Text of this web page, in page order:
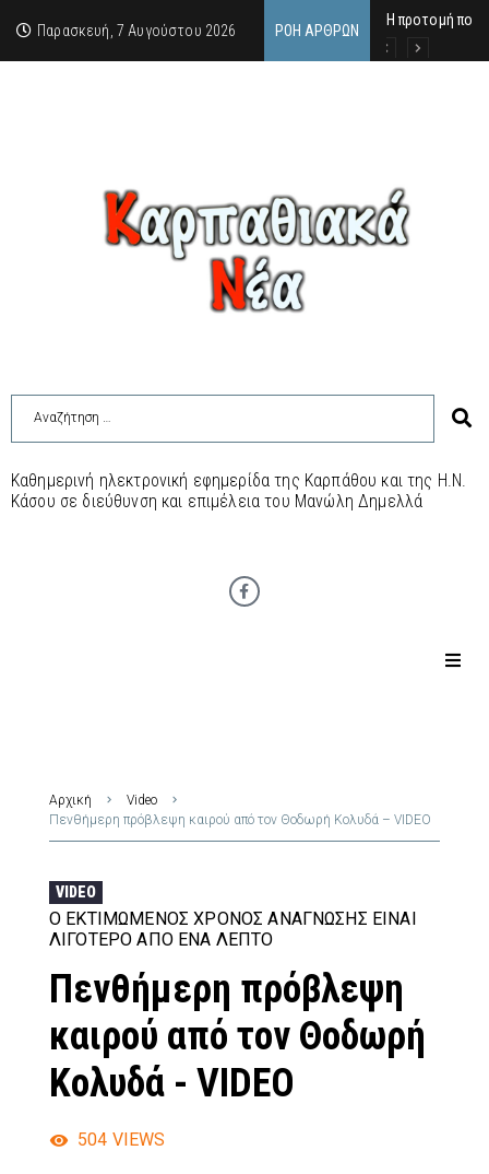
Παρασκευή, 7 Αυγούστου 2026 ΡΟΉ ΆΡΘΡΩΝ
Η προτομή που
Ο αιώνιος
Δικαστική
Καθημερινή ηλεκτρονική εφημερίδα της Καρπάθου και της Η.Ν.
Κάσου σε διεύθυνση και επιμέλεια του Μανώλη Δημελλά
Αρχική
Video
Πενθήμερη πρόβλεψη καιρού από τον Θοδωρή Κολυδά – VIDEO
VIDEO
Ο ΕΚΤΙΜΏΜΕΝΟΣ ΧΡΌΝΟΣ ΑΝΆΓΝΩΣΗΣ ΕΊΝΑΙ
ΛΙΓΌΤΕΡΟ ΑΠΌ ΈΝΑ ΛΕΠΤΌ
Πενθήμερη πρόβλεψη
καιρού από τον Θοδωρή
Κολυδά - VIDEO
504 VIEWS